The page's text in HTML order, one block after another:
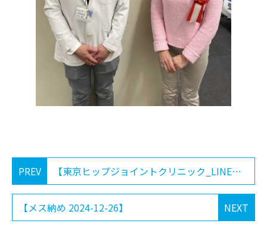
PREV 【東京ヒップジョイントクリニック_LINEお友達募集】
NEXT
【メス納め 2024-12-26】